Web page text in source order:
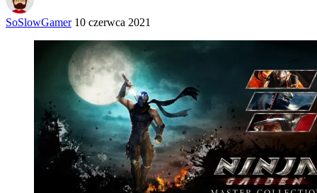
SoSlowGamer 10 czerwca 2021